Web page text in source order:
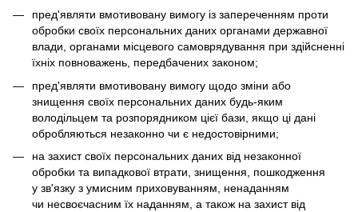
пред'являти вмотивовану вимогу із запереченням проти
обробки своїх персональних даних органами державної
влади, органами місцевого самоврядування при здійсненні
їхніх повноважень, передбачених законом;
пред'являти вмотивовану вимогу щодо зміни або
знищення своїх персональних даних будь-яким
володільцем та розпорядником цієї бази, якщо ці дані
обробляються незаконно чи є недостовірними;
на захист своїх персональних даних від незаконної
обробки та випадкової втрати, знищення, пошкодження
у зв'язку з умисним приховуванням, ненаданням
чи несвоєчасним їх наданням, а також на захист від